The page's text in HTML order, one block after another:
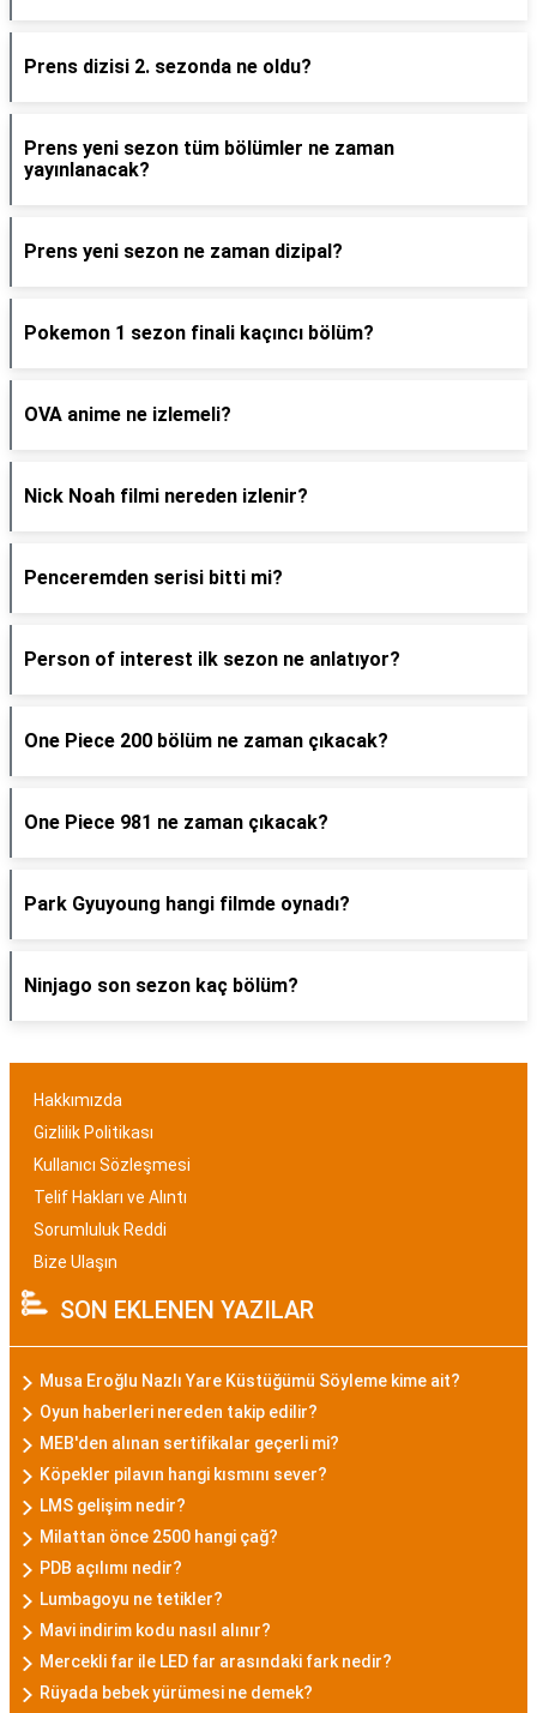
Prens dizisi 2. sezonda ne oldu?
Prens yeni sezon tüm bölümler ne zaman
yayınlanacak?
Prens yeni sezon ne zaman dizipal?
Pokemon 1 sezon finali kaçıncı bölüm?
OVA anime ne izlemeli?
Nick Noah filmi nereden izlenir?
Penceremden serisi bitti mi?
Person of interest ilk sezon ne anlatıyor?
One Piece 200 bölüm ne zaman çıkacak?
One Piece 981 ne zaman çıkacak?
Park Gyuyoung hangi filmde oynadı?
Ninjago son sezon kaç bölüm?
Hakkımızda
Gizlilik Politikası
Kullanıcı Sözleşmesi
Telif Hakları ve Alıntı
Sorumluluk Reddi
Bize Ulaşın
SON EKLENEN YAZILAR
Musa Eroğlu Nazlı Yare Küstüğümü Söyleme kime ait?
Oyun haberleri nereden takip edilir?
MEB'den alınan sertifikalar geçerli mi?
Köpekler pilavın hangi kısmını sever?
LMS gelişim nedir?
Milattan önce 2500 hangi çağ?
PDB açılımı nedir?
Lumbagoyu ne tetikler?
Mavi indirim kodu nasıl alınır?
Mercekli far ile LED far arasındaki fark nedir?
Rüyada bebek yürümesi ne demek?